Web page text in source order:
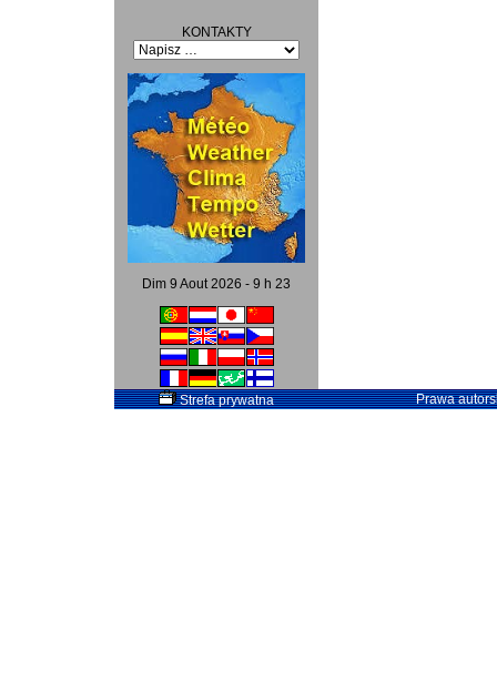
KONTAKTY
Dim 9 Aout 2026 - 9 h 23
Strefa prywatna Prawa